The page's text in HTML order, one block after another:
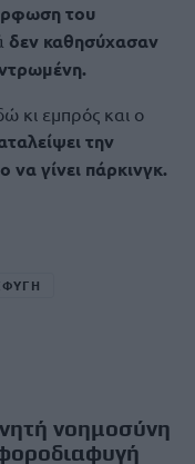
του
δεν καθησύχασαν
κι εμπρός και ο
την
γίνει πάρκινγκ.
νοημοσύνη